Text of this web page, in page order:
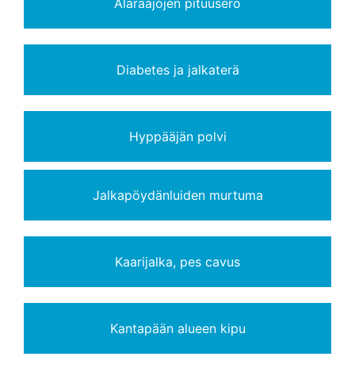
Alaraajojen pituusero
Diabetes ja jalkaterä
Hyppääjän polvi
Jalkapöydänluiden murtuma
Kaarijalka, pes cavus
Kantapään alueen kipu